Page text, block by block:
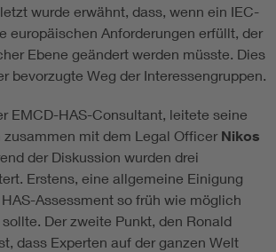
wurde erwähnt, dass, wenn ein IEC-
europäischen Anforderungen erfüllt, der
Ebene geändert werden müsste. Dies
bevorzugte Weg der Interessengruppen.
EMCD-HAS-Consultant, leitete seine
zusammen mit dem Legal Officer Nikos
der Diskussion wurden drei
Erstens, eine allgemeine Einigung
Assessment so früh wie möglich
Der zweite Punkt, den Ronald
dass Experten auf der ganzen Welt